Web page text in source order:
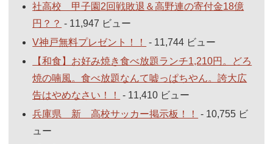
社高校 甲子園2回戦敗退＆高野連の寄付金18億
円？？ - 11,947 ビュー
V神戸無料プレゼント！！
- 11,744 ビュー
【和食】お好み焼き食べ放題ランチ1,210円。どろ
焼の喃風。食べ放題なんて嘘っぱちやん。誇大広
告はやめなさい！！
- 11,410 ビュー
兵庫県 新 高校サッカー掲示板！！
- 10,755 ビ
ュー